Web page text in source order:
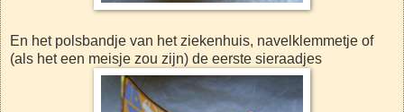
En het polsbandje van het ziekenhuis, navelklemmetje of
(als het een meisje zou zijn) de eerste sieraadjes